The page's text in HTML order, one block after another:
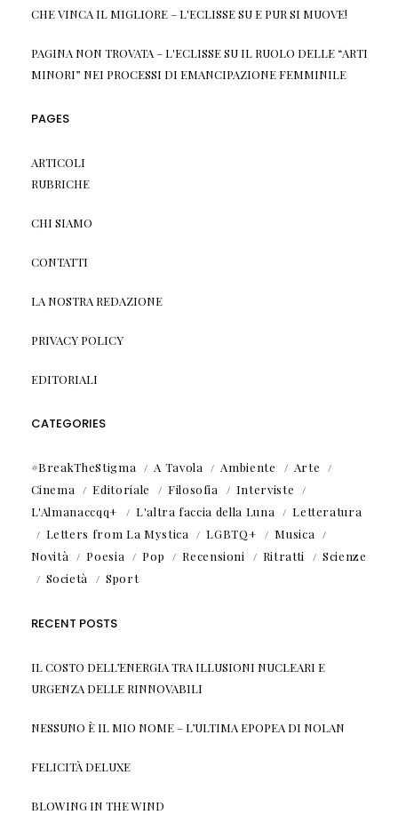
CHE VINCA IL MIGLIORE – L'ECLISSESU E PUR SI MUOVE!
PAGINA NON TROVATA – L'ECLISSESU IL RUOLO DELLE “ARTI
MINORI” NEI PROCESSI DI EMANCIPAZIONE FEMMINILE
PAGES
ARTICOLI
RUBRICHE
CHI SIAMO
CONTATTI
LA NOSTRA REDAZIONE
PRIVACY POLICY
EDITORIALI
CATEGORIES
#BreakTheStigma A Tavola Ambiente
Arte
Cinema
Editoriale Filosofia
Interviste
L'Almanaccqq+
L'altra faccia della Luna
Letteratura
Letters from La Mystica
LGBTQ+
Musica
Novità
Poesia Pop Recensioni Ritratti
Scienze
Società
Sport
RECENT POSTS
IL COSTO DELL’ENERGIA TRA ILLUSIONI NUCLEARI E
URGENZA DELLE RINNOVABILI
NESSUNO È IL MIO NOME – L’ULTIMA EPOPEA DI NOLAN
FELICITÀ DELUXE
BLOWING IN THE WIND